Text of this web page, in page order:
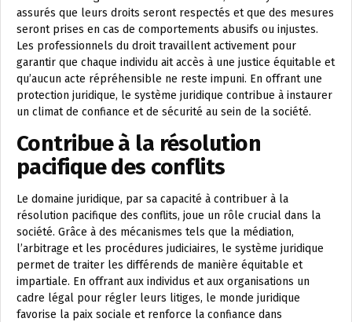
assurés que leurs droits seront respectés et que des mesures
seront prises en cas de comportements abusifs ou injustes.
Les professionnels du droit travaillent activement pour
garantir que chaque individu ait accès à une justice équitable et
qu’aucun acte répréhensible ne reste impuni. En offrant une
protection juridique, le système juridique contribue à instaurer
un climat de confiance et de sécurité au sein de la société.
Contribue à la résolution
pacifique des conflits
Le domaine juridique, par sa capacité à contribuer à la
résolution pacifique des conflits, joue un rôle crucial dans la
société. Grâce à des mécanismes tels que la médiation,
l’arbitrage et les procédures judiciaires, le système juridique
permet de traiter les différends de manière équitable et
impartiale. En offrant aux individus et aux organisations un
cadre légal pour régler leurs litiges, le monde juridique
favorise la paix sociale et renforce la confiance dans